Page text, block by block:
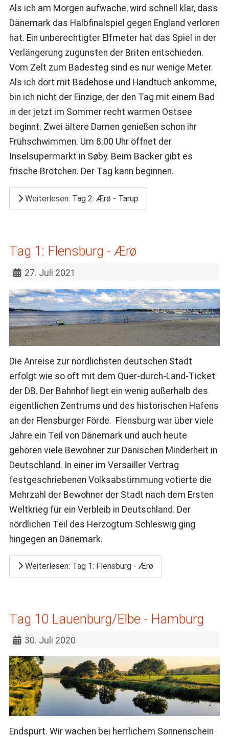
Als ich am Morgen aufwache, wird schnell klar, dass
Dänemark das Halbfinalspiel gegen England verloren
hat. Ein unberechtigter Elfmeter hat das Spiel in der
Verlängerung zugunsten der Briten entschieden.
Vom Zelt zum Badesteg sind es nur wenige Meter.
Als ich dort mit Badehose und Handtuch ankomme,
bin ich nicht der Einzige, der den Tag mit einem Bad
in der jetzt im Sommer recht warmen Ostsee
beginnt. Zwei ältere Damen genießen schon ihr
Frühschwimmen. Um 8:00 Uhr öffnet der
Inselsupermarkt in Søby. Beim Bäcker gibt es
frische Brötchen. Der Tag kann beginnen.
Weiterlesen: Tag 2: Ærø - Tarup
Tag 1: Flensburg - Ærø
27. Juli 2021
Die Anreise zur nördlichsten deutschen Stadt
erfolgt wie so oft mit dem Quer-durch-Land-Ticket
der DB. Der Bahnhof liegt ein wenig außerhalb des
eigentlichen Zentrums und des historischen Hafens
an der Flensburger Förde. Flensburg war über viele
Jahre ein Teil von Dänemark und auch heute
gehören viele Bewohner zur Dänischen Minderheit in
Deutschland. In einer im Versailler Vertrag
festgeschriebenen Volksabstimmung votierte die
Mehrzahl der Bewohner der Stadt nach dem Ersten
Weltkrieg für ein Verbleib in Deutschland. Der
nördlichen Teil des Herzogtum Schleswig ging
hingegen an Dänemark.
Weiterlesen: Tag 1: Flensburg - Ærø
Tag 10 Lauenburg/Elbe - Hamburg
30. Juli 2020
Endspurt. Wir wachen bei herrlichem Sonnenschein